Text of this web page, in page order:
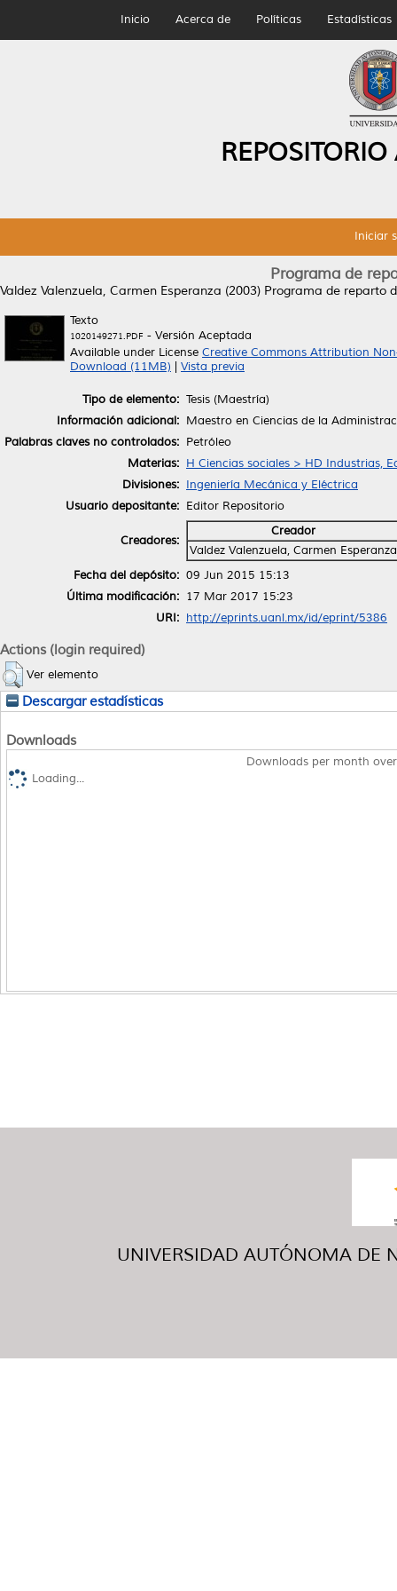
Inicio Acerca de Políticas Estadísticas
Iniciar
Programa de
Valdez Valenzuela, Carmen Esperanza (2003) Programa de reparto
Texto
1020149271.PDF - Versión Aceptada
Available under License Creative Commons Attribution
Download (11MB)
Vista previa
Tipo de elemento: Tesis (Maestría)
Información adicional: Maestro en Ciencias de la
Palabras claves no controlados: Petróleo
Materias: H Ciencias sociales > HD Industrias,
Divisiones: Ingeniería Mecánica y Eléctrica
Usuario depositante: Editor Repositorio
Creadores:
Creador
Valdez Valenzuela, Carmen Esperanza
Fecha del depósito: 09 Jun 2015 15:13
Última modificación: 17 Mar 2017 15:23
URI: http://eprints.uanl.mx/id/eprint/5386
Actions (login required)
Ver elemento
Descargar estadísticas
Downloads
Downloads per month
Loading...
UNIVERSIDAD AUTÓNOMA DE